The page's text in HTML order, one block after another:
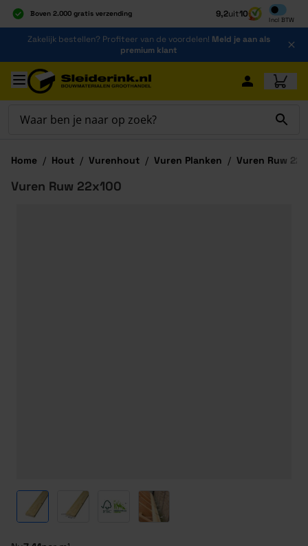
Boven 2.000 gratis verzending
Al 40 jaar dé specialist
Alles onder één dak
9,2uit10
Incl BTW
Inclusief
Ga naar de inhoud
Zakelijk bestellen? Profiteer van de voordelen! Meld je aan als
premium klant
Ga naar hoofdinhoud
Home / Hout / Vurenhout / Vuren Planken / Vuren Ruw
View larger imageView larger image
View larger imageView larger image
Vuren Ruw 22x100